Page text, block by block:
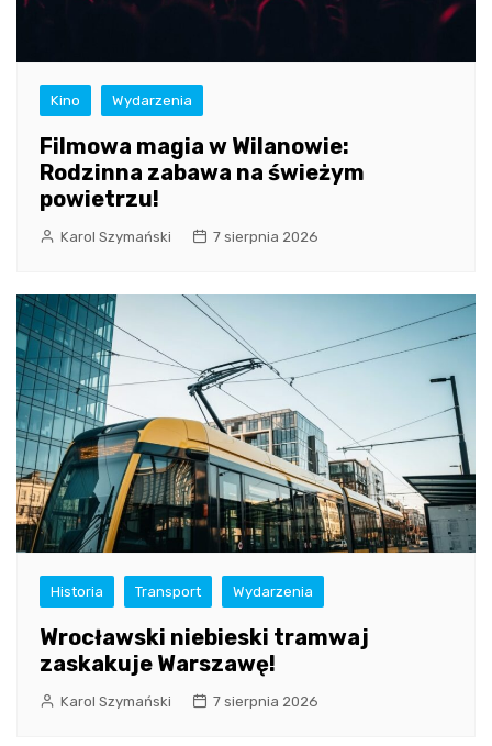
Kino Wydarzenia
Filmowa magia w Wilanowie:
Rodzinna zabawa na świeżym
powietrzu!
Karol Szymański 7 sierpnia 2026
Historia Transport Wydarzenia
Wrocławski niebieski tramwaj
zaskakuje Warszawę!
Karol Szymański 7 sierpnia 2026